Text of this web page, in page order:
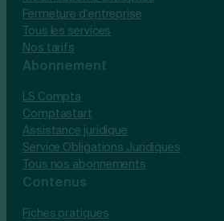
Fermeture d’entreprise
Tous les services
Nos tarifs
Abonnement
LS Compta
Comptastart
Assistance juridique
Service Obligations Juridiques
Tous nos abonnements
Contenus
Fiches pratiques